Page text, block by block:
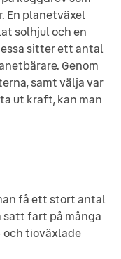
En planetväxel
solhjul och en
sitter ett antal
Genom
samt välja var
ut kraft, kan man
få ett stort antal
fart på många
och tioväxlade